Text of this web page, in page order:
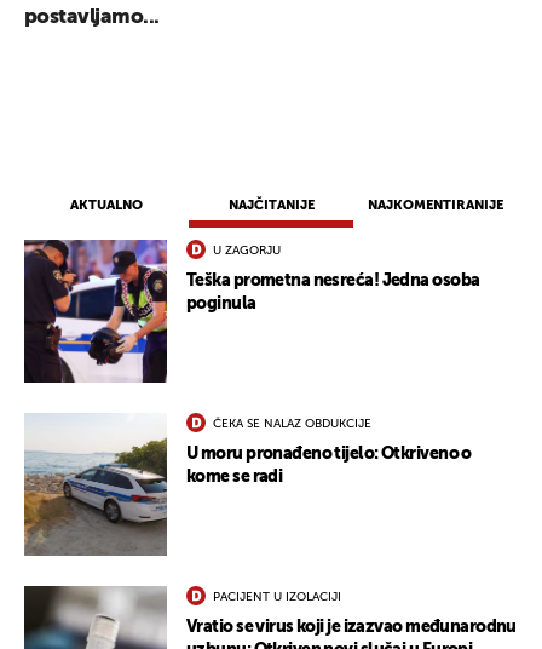
AKTUALNO NAJČITANIJE NAJKOMENTIRANIJE
U ZAGORJU
Teška prometna nesreća! Jedna osoba
poginula
ČEKA SE NALAZ OBDUKCIJE
U moru pronađeno tijelo: Otkriveno o
kome se radi
PACIJENT U IZOLACIJI
Vratio se virus koji je izazvao međunarodnu
postavljamo...